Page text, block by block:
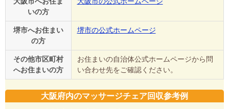
いの方
堺市へお住まい
の方
堺市の公式ホームページ
その他市区町村
へお住まいの方
お住まいの自治体公式ホームページから問
い合わせ先をご確認ください。
大阪府内のマッサージチェア回収参考例